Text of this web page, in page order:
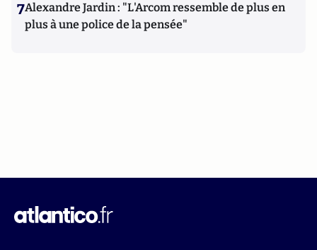
7Alexandre Jardin : "L'Arcom ressemble de plus en
plus à une police de la pensée"